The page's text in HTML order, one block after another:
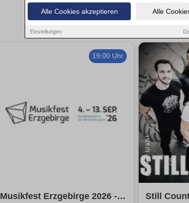
Alle Cookies akzeptieren Alle
Einstellungen
Theateraufführungen oder aufregende
19:00 Uhr
Musikfest Erzgebirge 2026 -
Still